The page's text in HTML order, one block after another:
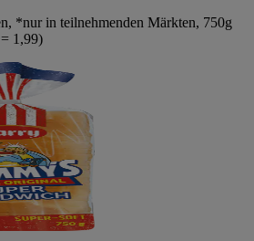
*nur in teilnehmenden Märkten, 750g
1,99)